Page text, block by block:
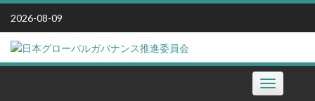
Skip
content
2026-08-09
Toggle
navigation